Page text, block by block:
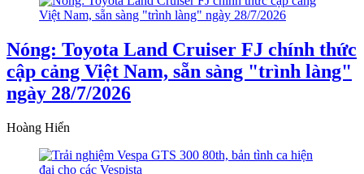
Nóng: Toyota Land Cruiser FJ chính thức
cập cảng Việt Nam, sẵn sàng "trình làng"
ngày 28/7/2026
Hoàng Hiển